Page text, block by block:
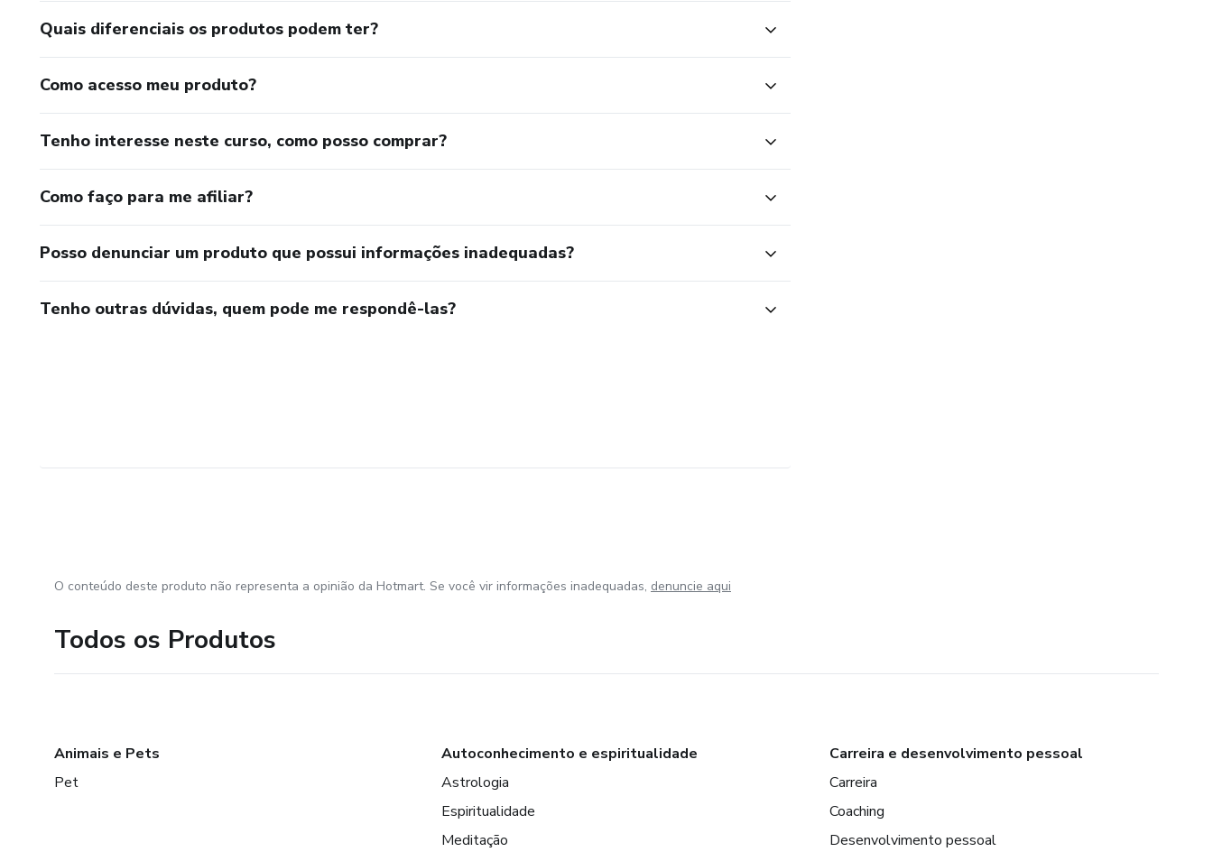
Quais diferenciais os produtos podem ter?
Como acesso meu produto?
Tenho interesse neste curso, como posso comprar?
Como faço para me afiliar?
Posso denunciar um produto que possui informações inadequadas?
Tenho outras dúvidas, quem pode me respondê-las?
O conteúdo deste produto não representa a opinião da Hotmart. Se você vir informações inadequadas, denuncie aqui
Todos os Produtos
Animais e Pets
Pet
Autoconhecimento e espiritualidade
Astrologia
Espiritualidade
Meditação
Carreira e desenvolvimento pessoal
Carreira
Coaching
Desenvolvimento pessoal